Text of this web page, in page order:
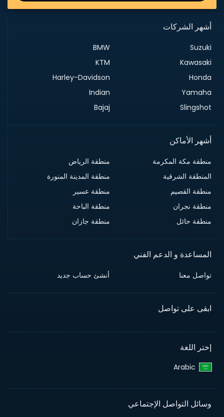
أشهر الشركات
Suzuki
BMW
Kawasaki
KTM
Honda
Harley-Davidson
Yamaha
Indian
Slingshot
Bajaj
أشهر الأماكن
منطقة مكة المكرمة
منطقة الرياض
المنطقة الشرقية
منطقة المدينة المنورة
منطقة القصيم
منطقة عسير
منطقة نجران
منطقة الباحة
منطقة حائل
منطقة جازان
المساعدة و الدعم الفني
تواصل معنا أنشئ حساب جديد
ابقى على تواصل
إختر اللغة
Arabic‎
وسائل التواصل الإجتماعي